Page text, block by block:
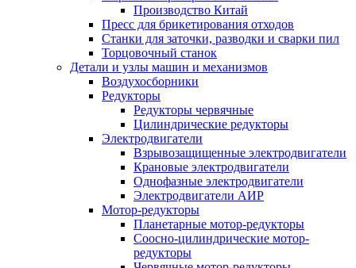
Производство Китай
Пресс для брикетирования отходов
Станки для заточки, разводки и сварки пил
Торцовочный станок
Детали и узлы машин и механизмов
Воздухосборники
Редукторы
Редукторы червячные
Цилиндрические редукторы
Электродвигатели
Взрывозащищенные электродвигатели
Крановые электродвигатели
Однофазные электродвигатели
Электродвигатели АИР
Мотор-редукторы
Планетарные мотор-редукторы
Соосно-цилиндрические мотор-
редукторы